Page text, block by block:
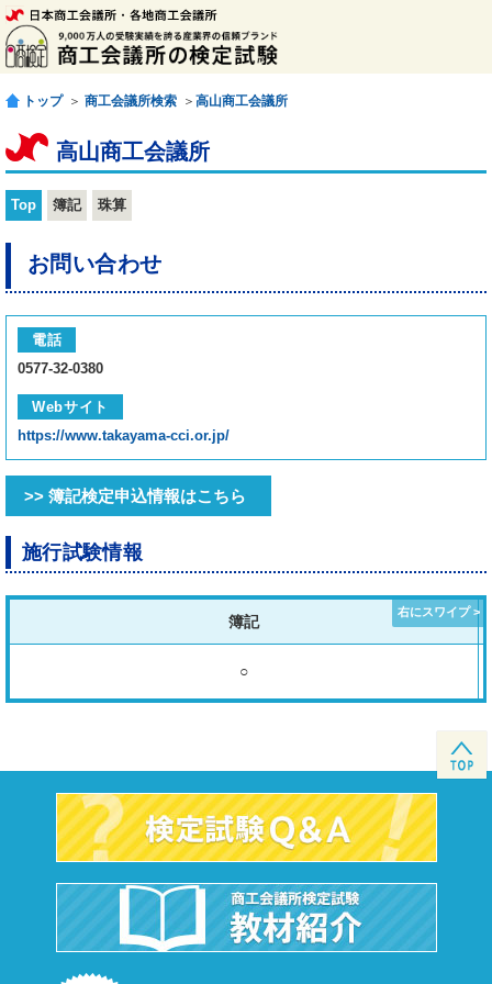
トップ ＞ 商工会議所検索 ＞ 高山商工会議所
高山商工会議所
Top 簿記 珠算
お問い合わせ
電話
0577-32-0380
Webサイト
https://www.takayama-cci.or.jp/
>> 簿記検定申込情報はこちら
施行試験情報
簿記
○